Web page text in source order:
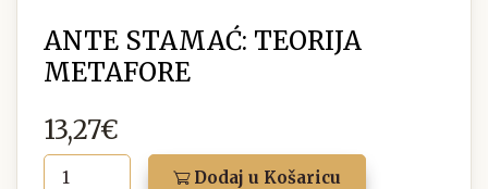
ANTE STAMAĆ: TEORIJA
METAFORE
13,27€
Dodaj u Košaricu